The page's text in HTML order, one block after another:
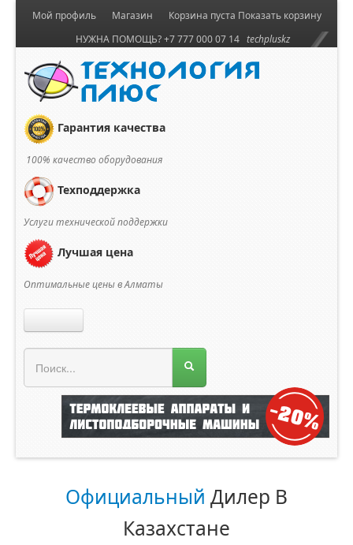
Корзина пуста Показать корзину
Мой профиль
Магазин
НУЖНА ПОМОЩЬ? +7 777 000 07 14 techpluskz
Гарантия качества
100% качество оборудования
Техподдержка
Услуги технической поддержки
Лучшая цена
Оптимальные цены в Алматы
Меню магазина
О компании
Официальный Дилер В
Казахстане